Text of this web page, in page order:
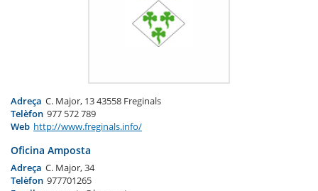
Adreça C. Major, 13 43558 Freginals
Telèfon 977 572 789
Web http://www.freginals.info/
Oficina Amposta
Adreça C. Major, 34
Telèfon 977701265